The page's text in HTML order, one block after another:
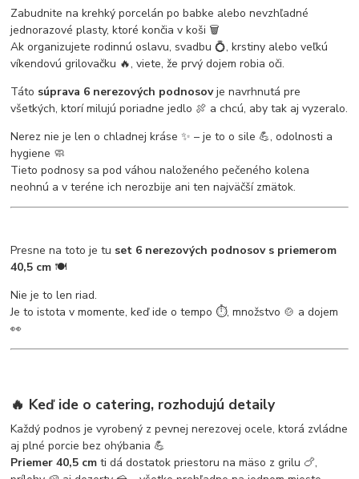
Zabudnite na krehký porcelán po babke alebo nevzhľadné
jednorazové plasty, ktoré končia v koši 🗑️
Ak organizujete rodinnú oslavu, svadbu 💍, krstiny alebo veľkú
víkendovú grilovačku 🔥, viete, že prvý dojem robia oči.
Táto súprava 6 nerezových podnosovje navrhnutá pre
všetkých, ktorí milujú poriadne jedlo 🍖 a chcú, aby tak aj vyzeralo.
Nerez nie je len o chladnej kráse ✨ – je to o sile 💪, odolnosti a
hygiene 🧼
Tieto podnosy sa pod váhou naloženého pečeného kolena
neohnú a v teréne ich nerozbije ani ten najväčší zmätok.
Presne na toto je tu set 6 nerezových podnosov s priemerom
40,5 cm 🍽️
Nie je to len riad.
Je to istota v momente, keď ide o tempo ⏱️, množstvo 🍲 a dojem
👀
🔥 Keď ide o catering, rozhodujú detaily
Každý podnos je vyrobený z pevnej nerezovej ocele, ktorá zvládne
aj plné porcie bez ohýbania 💪
Priemer 40,5 cm ti dá dostatok priestoru na mäso z grilu 🍗,